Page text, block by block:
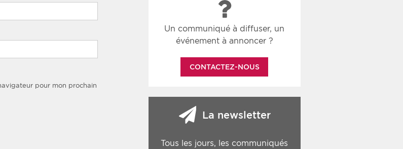
pour mon prochain
Un communiqué à diffuser, un
événement à annoncer ?
CONTACTEZ-NOUS
La newsletter
Tous les jours, les communiqués